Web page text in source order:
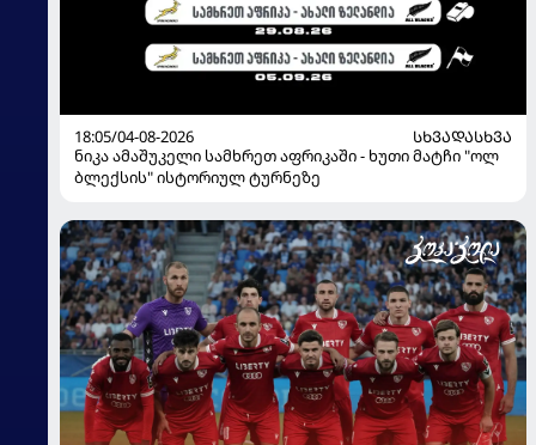
18:05/04-08-2026
ᲡᲮᲕᲐᲓᲐᲡᲮᲕᲐ
ნიკა ამაშუკელი სამხრეთ აფრიკაში - ხუთი მატჩი "ოლ
ბლექსის" ისტორიულ ტურნეზე